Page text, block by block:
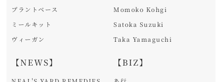
プラントベース
ミールキット
ヴィーガン
【NEWS】
Momoko Kohgi
Satoka Suzuki
Taka Yamaguchi
【BIZ】